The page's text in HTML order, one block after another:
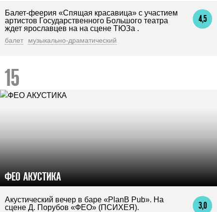
4,5
Балет-феерия «Спящая красавица» с участием
артистов Государственного Большого театра
ждет ярославцев на на сцене ТЮЗа .
балет музыкально-драматический
ФЕО АКУСТИКА
3,0
Акустический вечер в баре «PlanB Pub». На
сцене Д. Порубов «ФЕО» (ПСИХЕЯ).